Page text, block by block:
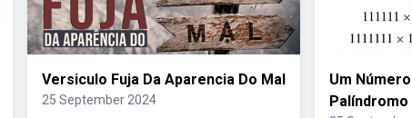
Versiculo Fuja Da Aparencia Do Mal
25 September 2024
Um
Palíndromo